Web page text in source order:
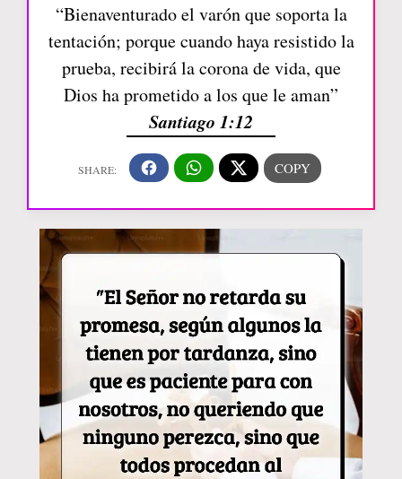
“Bienaventurado el varón que soporta la
tentación; porque cuando haya resistido la
prueba, recibirá la corona de vida, que
Dios ha prometido a los que le aman”
Santiago 1:12